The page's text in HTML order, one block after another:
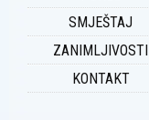
SMJEŠTAJ
ZANIMLJIVOSTI
KONTAKT